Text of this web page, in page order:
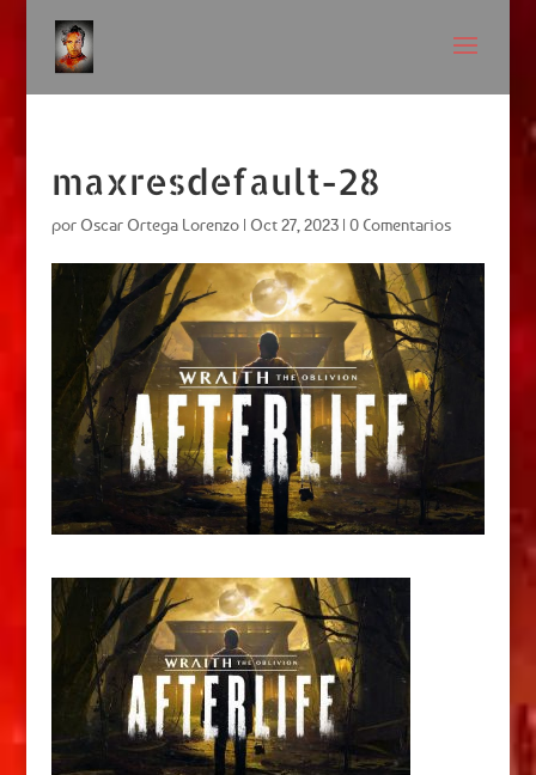
maxresdefault-28
por Oscar Ortega Lorenzo| Oct 27, 2023| 0 Comentarios